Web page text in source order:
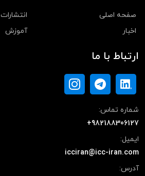
صفحه اصلی
انتشارات
اخبار
آموزش
ارتباط با ما
شماره تماس:
+982188306127
ایمیل:
icciran@icc-iran.com
آدرس: